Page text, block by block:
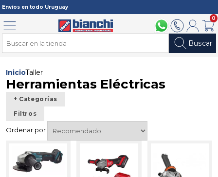
Envíos en todo Uruguay
094 211 1122902 2902Mi cuenta
0
Buscar
Menú
InicioTaller
Herramientas Eléctricas
+ Categorías
Filtros
Ordenar por